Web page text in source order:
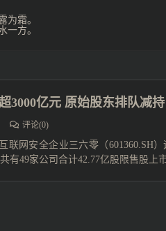
为霜。
一方。
3000亿元 原始股东排队减持
评论(0)
联网安全企业三六零（601360.SH
有49家公司合计42.77亿股限售股上